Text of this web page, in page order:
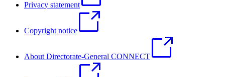
Privacy statement
Copyright notice
About Directorate-General CONNECT